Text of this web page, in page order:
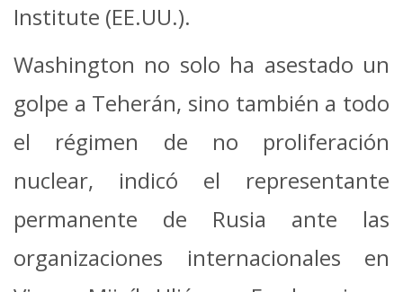
Institute (EE.UU.).
Washington no solo ha asestado un
golpe a Teherán, sino también a todo
el régimen de no proliferación
nuclear, indicó el representante
permanente de Rusia ante las
organizaciones internacionales en